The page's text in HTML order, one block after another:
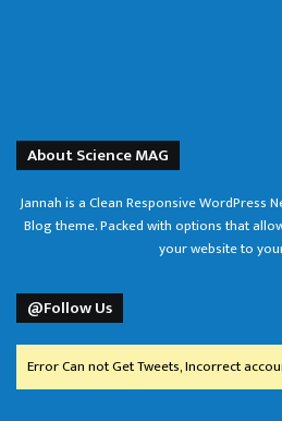
About Science MAG
Jannah is a Clean Responsive WordPress
Blog theme. Packed with options that
your website to
@Follow Us
Error Can not Get Tweets, Incorrect